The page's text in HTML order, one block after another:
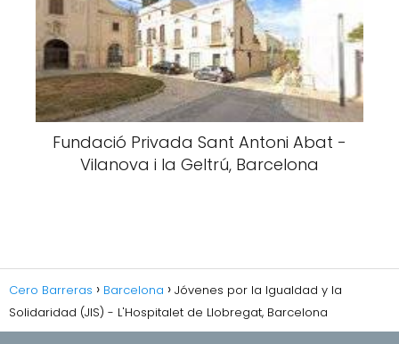
Fundació Privada Sant Antoni Abat -
Vilanova i la Geltrú, Barcelona
Cero Barreras Barcelona
Jóvenes por la Igualdad y la
Solidaridad (JIS) - L'Hospitalet de Llobregat, Barcelona